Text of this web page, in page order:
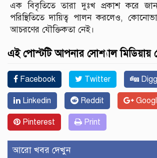
এক বিবৃতিতে তারা দুঃখ প্রকাশ করে
পরিস্থিতিতে দায়িত্ব পালন করলেও,
আচরণের যৌক্তিকতা নেই।
এই পোস্টটি আপনার সোশ্যাল মিডিয়ায়
Facebook Twitter Digg
Linkedin Reddit
Pinterest Print
আরো খবর দেখুন